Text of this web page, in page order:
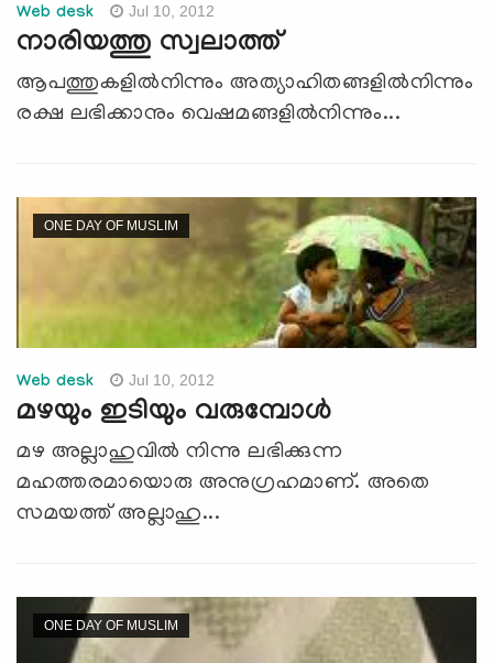
Web desk Jul 10, 2012
നാരിയത്തു സ്വലാത്ത്
ആപത്തുകളില്‍നിന്നും അത്യാഹിതങ്ങളില്‍നിന്നും
രക്ഷ ലഭിക്കാനും വെഷമങ്ങളില്‍നിന്നും...
ONE DAY OF MUSLIM
Web desk Jul 10, 2012
മഴയും ഇടിയും വരുമ്പോള്‍
മഴ അല്ലാഹുവില്‍ നിന്നു ലഭിക്കുന്ന
മഹത്തരമായൊരു അനുഗ്രഹമാണ്. അതെ
സമയത്ത് അല്ലാഹു...
ONE DAY OF MUSLIM